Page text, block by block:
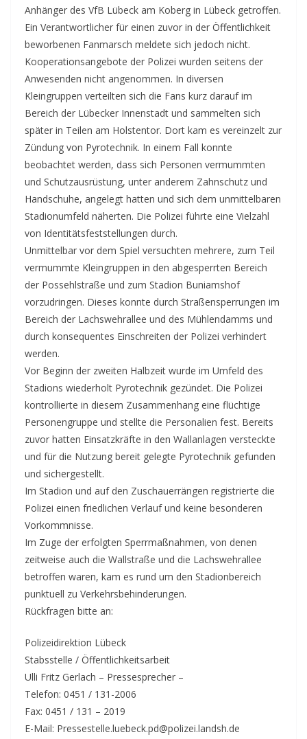
Anhänger des VfB Lübeck am Koberg in Lübeck getroffen.
Ein Verantwortlicher für einen zuvor in der Öffentlichkeit
beworbenen Fanmarsch meldete sich jedoch nicht.
Kooperationsangebote der Polizei wurden seitens der
Anwesenden nicht angenommen. In diversen
Kleingruppen verteilten sich die Fans kurz darauf im
Bereich der Lübecker Innenstadt und sammelten sich
später in Teilen am Holstentor. Dort kam es vereinzelt zur
Zündung von Pyrotechnik. In einem Fall konnte
beobachtet werden, dass sich Personen vermummten
und Schutzausrüstung, unter anderem Zahnschutz und
Handschuhe, angelegt hatten und sich dem unmittelbaren
Stadionumfeld näherten. Die Polizei führte eine Vielzahl
von Identitätsfeststellungen durch.
Unmittelbar vor dem Spiel versuchten mehrere, zum Teil
vermummte Kleingruppen in den abgesperrten Bereich
der Possehlstraße und zum Stadion Buniamshof
vorzudringen. Dieses konnte durch Straßensperrungen im
Bereich der Lachswehrallee und des Mühlendamms und
durch konsequentes Einschreiten der Polizei verhindert
werden.
Vor Beginn der zweiten Halbzeit wurde im Umfeld des
Stadions wiederholt Pyrotechnik gezündet. Die Polizei
kontrollierte in diesem Zusammenhang eine flüchtige
Personengruppe und stellte die Personalien fest. Bereits
zuvor hatten Einsatzkräfte in den Wallanlagen versteckte
und für die Nutzung bereit gelegte Pyrotechnik gefunden
und sichergestellt.
Im Stadion und auf den Zuschauerrängen registrierte die
Polizei einen friedlichen Verlauf und keine besonderen
Vorkommnisse.
Im Zuge der erfolgten Sperrmaßnahmen, von denen
zeitweise auch die Wallstraße und die Lachswehrallee
betroffen waren, kam es rund um den Stadionbereich
punktuell zu Verkehrsbehinderungen.
Rückfragen bitte an:
Polizeidirektion Lübeck
Stabsstelle / Öffentlichkeitsarbeit
Ulli Fritz Gerlach – Pressesprecher –
Telefon: 0451 / 131-2006
Fax: 0451 / 131 – 2019
E-Mail: Pressestelle.luebeck.pd@polizei.landsh.de